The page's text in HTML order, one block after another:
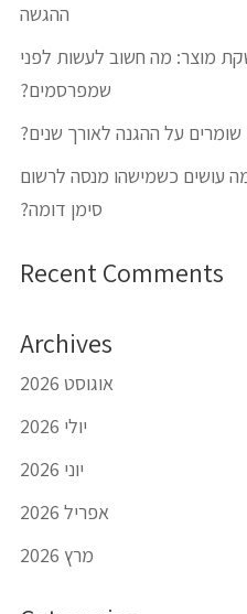
ההגשה
מוצר: מה חשוב לעשות לפני
שמפרסמים?
על ההגנה לאורך שנים?
עושים כשמישהו מנסה לרשום
סימן דומה?
Recent Comments
Archives
אוגוסט 2026
יולי 2026
יוני 2026
אפריל 2026
מרץ 2026